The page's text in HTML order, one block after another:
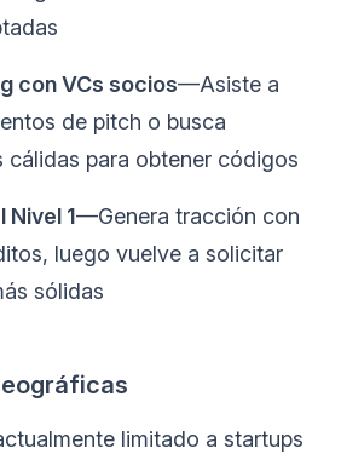
con VCs socios—Asiste a
de pitch o busca
cálidas para obtener códigos
Nivel 1—Genera tracción con
luego vuelve a solicitar
sólidas
limitado a startups